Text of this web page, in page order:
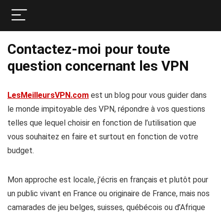
Contactez-moi pour toute
question concernant les VPN
LesMeilleursVPN.com est un blog pour vous guider dans
le monde impitoyable des VPN, répondre à vos questions
telles que lequel choisir en fonction de l’utilisation que
vous souhaitez en faire et surtout en fonction de votre
budget.
Mon approche est locale, j’écris en français et plutôt pour
un public vivant en France ou originaire de France, mais nos
camarades de jeu belges, suisses, québécois ou d’Afrique